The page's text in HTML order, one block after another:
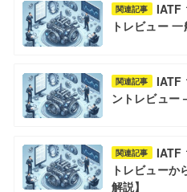
関連記事
IATF
トレビュー
関連記事
IATF
ントレビュー
関連記事
IATF
トレビュー
解説】